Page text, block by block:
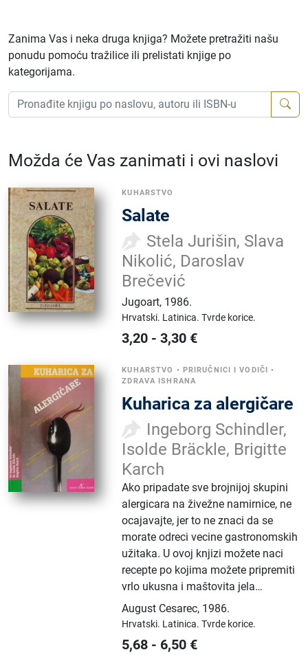
Zanima Vas i neka druga knjiga? Možete pretražiti našu
ponudu pomoću tražilice ili prelistati knjige po
kategorijama.
Možda će Vas zanimati i ovi naslovi
KUHARSTVO
Salate
Stela Jurišin, Slava
Nikolić, Daroslav
Brečević
Jugoart, 1986.
Hrvatski. Latinica.Tvrde korice.
3,20 -3,30 €
KUHARSTVO • PRIRUČNICI I VODIČI •
ZDRAVA ISHRANA
Kuharica za alergičare
Ingeborg Schindler,
Isolde Bräckle, Brigitte
Karch
Ako pripadate sve brojnijoj skupini
alergicara na živežne namirnice, ne
ocajavajte, jer to ne znaci da se
morate odreci vecine gastronomskih
užitaka. U ovoj knjizi možete naci
recepte po kojima možete pripremiti
vrlo ukusna i maštovita jela…
August Cesarec, 1986.
Hrvatski. Latinica.Tvrde korice.
5,68 - 6,50 €